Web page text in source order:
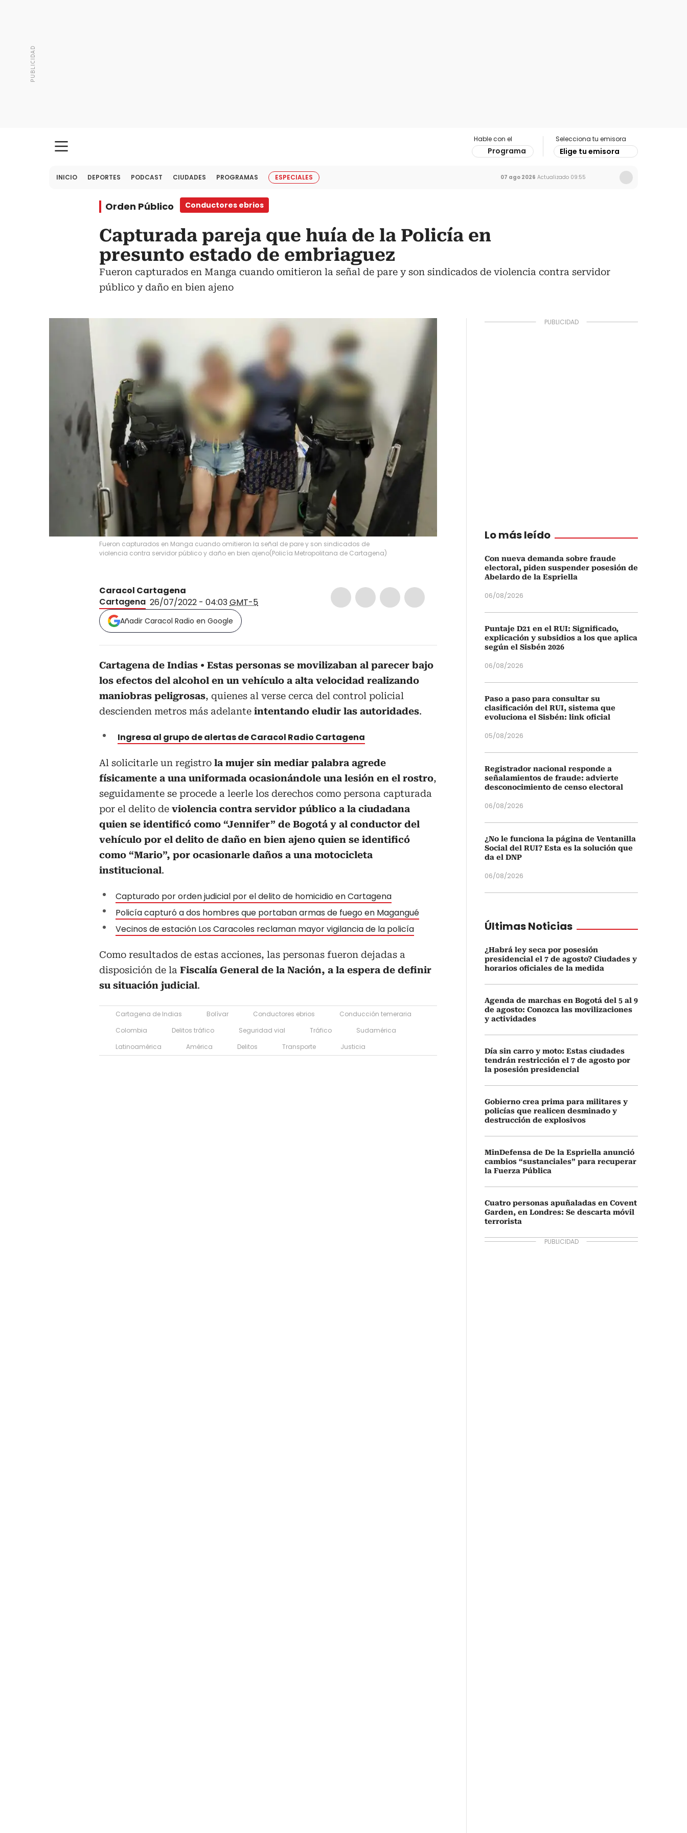
Hable con el
Programa
Selecciona tu emisora
Elige tu emisora
INICIO DEPORTES PODCAST CIUDADES PROGRAMAS ESPECIALES 07 ago 2026 Actualizado 09:55
Orden Público Conductores ebrios
Capturada pareja que huía de la Policía en
presunto estado de embriaguez
Fueron capturados en Manga cuando omitieron la señal de pare y son sindicados de violencia contra servidor
público y daño en bien ajeno
Fueron capturados en Manga cuando omitieron la señal de pare y son sindicados de
violencia contra servidor público y daño en bien ajeno(Policía Metropolitana de Cartagena)
Caracol Cartagena
Cartagena 26/07/2022 - 04:03GMT-5
Añadir Caracol Radio en Google
Cartagena de Indias
Estas personas se movilizaban al parecer bajo
los efectos del alcohol en un vehículo a alta velocidad realizando
maniobras peligrosas, quienes al verse cerca del control policial
descienden metros más adelante intentando eludir las autoridades.
Ingresa al grupo de alertas de Caracol Radio Cartagena
Al solicitarle un registro la mujer sin mediar palabra agrede
físicamente a una uniformada ocasionándole una lesión en el rostro,
seguidamente se procede a leerle los derechos como persona capturada
por el delito de violencia contra servidor público a la ciudadana
quien se identificó como “Jennifer” de Bogotá y al conductor del
vehículo por el delito de daño en bien ajeno quien se identificó
como “Mario”, por ocasionarle daños a una motocicleta
institucional.
Capturado por orden judicial por el delito de homicidio en Cartagena
Policía capturó a dos hombres que portaban armas de fuego en Magangué
Vecinos de estación Los Caracoles reclaman mayor vigilancia de la policía
Como resultados de estas acciones, las personas fueron dejadas a
disposición de la Fiscalía General de la Nación, a la espera de definir
su situación judicial.
Cartagena de Indias Bolívar Conductores ebrios
Conducción temeraria
Colombia
Delitos tráfico Seguridad vial Tráfico
Sudamérica
Latinoamérica
América Delitos Transporte Justicia
Lo más leído
Con nueva demanda sobre fraude
electoral, piden suspender posesión de
Abelardo de la Espriella
06/08/2026
Puntaje D21 en el RUI: Significado,
explicación y subsidios a los que aplica
según el Sisbén 2026
06/08/2026
Paso a paso para consultar su
clasificación del RUI, sistema que
evoluciona el Sisbén: link oficial
05/08/2026
Registrador nacional responde a
señalamientos de fraude: advierte
desconocimiento de censo electoral
06/08/2026
¿No le funciona la página de Ventanilla
Social del RUI? Esta es la solución que
da el DNP
06/08/2026
Últimas Noticias
¿Habrá ley seca por posesión
presidencial el 7 de agosto? Ciudades y
horarios oficiales de la medida
Agenda de marchas en Bogotá del 5 al 9
de agosto: Conozca las movilizaciones
y actividades
Día sin carro y moto: Estas ciudades
tendrán restricción el 7 de agosto por
la posesión presidencial
Gobierno crea prima para militares y
policías que realicen desminado y
destrucción de explosivos
MinDefensa de De la Espriella anunció
cambios “sustanciales” para recuperar
la Fuerza Pública
Cuatro personas apuñaladas en Covent
Garden, en Londres: Se descarta móvil
terrorista